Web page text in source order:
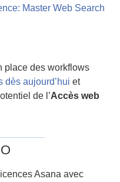
Master Web Search
place des workflows
dès aujourd’hui et
de l’Accès web
Asana avec